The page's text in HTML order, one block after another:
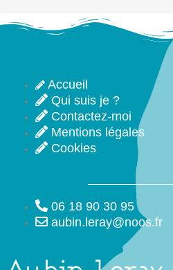
Accueil
Qui suis je ?
Contactez-moi
Mentions légales
Cookies
06 18 90 30 95
aubin.leray@noos.fr